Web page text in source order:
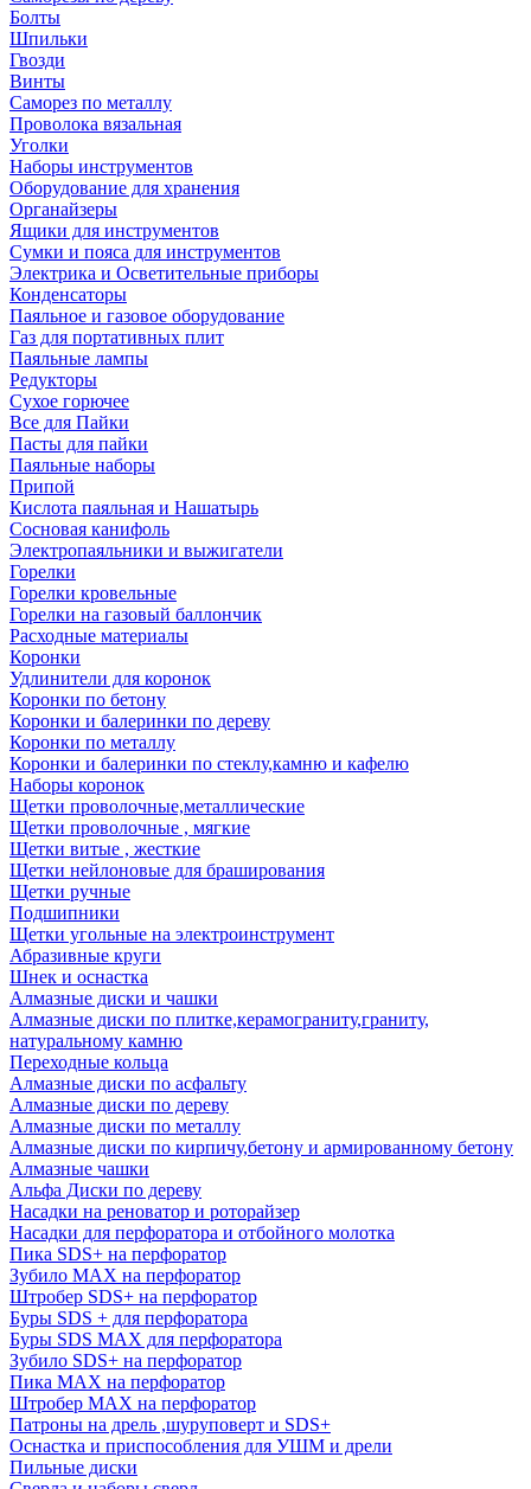
Болты
Шпильки
Гвозди
Винты
Саморез по металлу
Проволока вязальная
Уголки
Наборы инструментов
Оборудование для хранения
Органайзеры
Ящики для инструментов
Сумки и пояса для инструментов
Электрика и Осветительные приборы
Конденсаторы
Паяльное и газовое оборудование
Газ для портативных плит
Паяльные лампы
Редукторы
Сухое горючее
Все для Пайки
Пасты для пайки
Паяльные наборы
Припой
Кислота паяльная и Нашатырь
Сосновая канифоль
Электропаяльники и выжигатели
Горелки
Горелки кровельные
Горелки на газовый баллончик
Расходные материалы
Коронки
Удлинители для коронок
Коронки по бетону
Коронки и балеринки по дереву
Коронки по металлу
Коронки и балеринки по стеклу,камню и кафелю
Наборы коронок
Щетки проволочные,металлические
Щетки проволочные , мягкие
Щетки витые , жесткие
Щетки нейлоновые для браширования
Щетки ручные
Подшипники
Щетки угольные на электроинструмент
Абразивные круги
Шнек и оснастка
Алмазные диски и чашки
Алмазные диски по плитке,керамограниту,граниту,
натуральному камню
Переходные кольца
Алмазные диски по асфальту
Алмазные диски по дереву
Алмазные диски по металлу
Алмазные диски по кирпичу,бетону и армированному бетону
Алмазные чашки
Альфа Диски по дереву
Насадки на реноватор и роторайзер
Насадки для перфоратора и отбойного молотка
Пика SDS+ на перфоратор
Зубило MAX на перфоратор
Штробер SDS+ на перфоратор
Буры SDS + для перфоратора
Буры SDS MAX для перфоратора
Зубило SDS+ на перфоратор
Пика MAX на перфоратор
Штробер MAX на перфоратор
Патроны на дрель ,шуруповерт и SDS+
Оснастка и приспособления для УШМ и дрели
Пильные диски